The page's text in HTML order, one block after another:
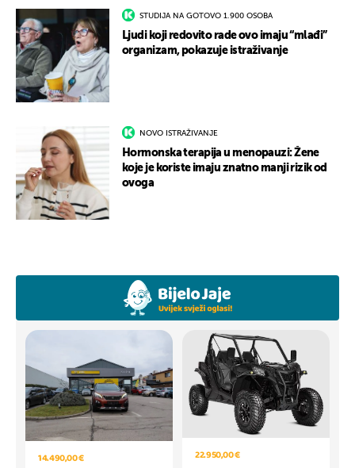
STUDIJA NA GOTOVO 1.900 OSOBA
Ljudi koji redovito rade ovo imaju “mlađi”
organizam, pokazuje istraživanje
NOVO ISTRAŽIVANJE
Hormonska terapija u menopauzi: Žene
koje je koriste imaju znatno manji rizik od
ovoga
14.490,00 € 22.950,00 €